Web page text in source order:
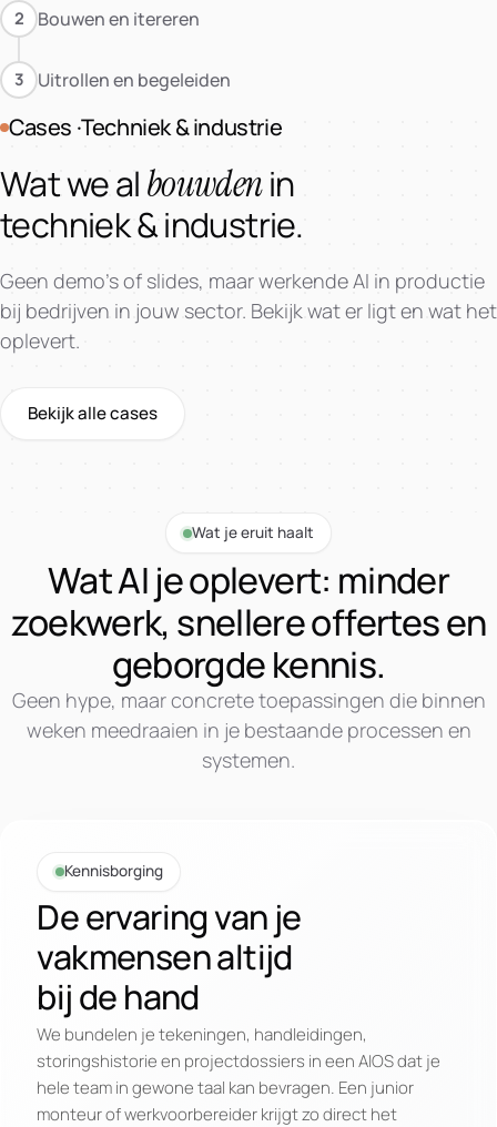
2 Bouwen en itereren
3 Uitrollen en begeleiden
Cases ·Techniek & industrie
Wat we albouwdenin
techniek & industrie.
Geen demo’s of slides, maar werkende AI in productie
bij bedrijven in jouw sector. Bekijk wat er ligt en wat het
oplevert.
Bekijk alle cases
Wat je eruit haalt
Wat AI je oplevert: minder
zoekwerk, snellere offertes en
geborgde kennis.
Geen hype, maar concrete toepassingen die binnen
weken meedraaien in je bestaande processen en
systemen.
Kennisborging
De ervaring van je
vakmensen altijd
bij de hand
We bundelen je tekeningen, handleidingen,
storingshistorie en projectdossiers in een AIOS dat je
hele team in gewone taal kan bevragen. Een junior
monteur of werkvoorbereider krijgt zo direct het